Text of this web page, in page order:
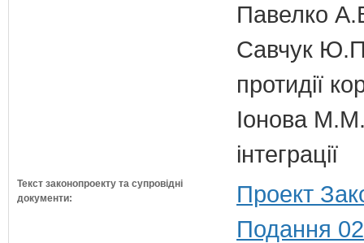
Павелко
Савчук Ю.П.
протидії
Іонова М.М.
інтеграції
Текст законопроекту та супровідні
документи:
Проект
Подання